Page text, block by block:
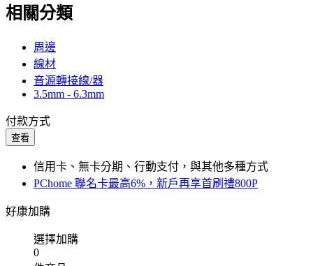
相關分類
周邊
線材
音源轉接線/器
3.5mm - 6.3mm
付款方式
查看
信用卡、無卡分期、行動支付，與其他多種方式
PChome 聯名卡最高6%，新戶再享首刷禮800P
好康加購
選擇加購
0